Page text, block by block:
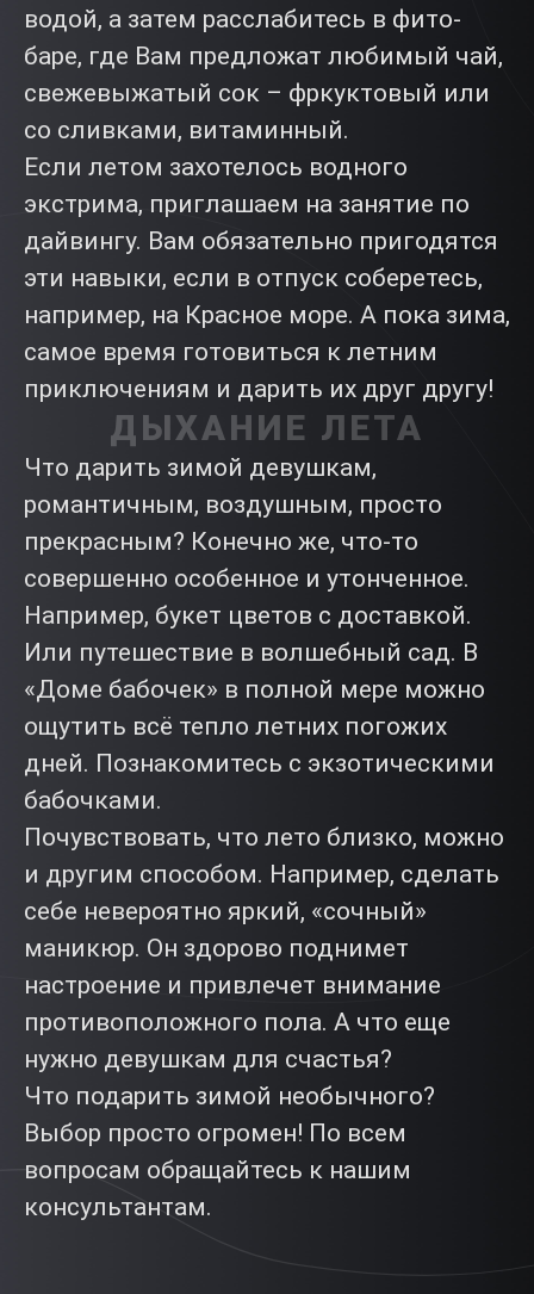
водой, а затем расслабитесь в фито-
баре, где Вам предложат любимый чай,
свежевыжатый сок – фркуктовый или
со сливками, витаминный.
Если летом захотелось водного
экстрима, приглашаем на занятие по
дайвингу. Вам обязательно пригодятся
эти навыки, если в отпуск соберетесь,
например, на Красное море. А пока зима,
самое время готовиться к летним
приключениям и дарить их друг другу!
ДЫХАНИЕ ЛЕТА
Что дарить зимой девушкам,
романтичным, воздушным, просто
прекрасным? Конечно же, что-то
совершенно особенное и утонченное.
Например, букет цветов с доставкой.
Или путешествие в волшебный сад. В
«Доме бабочек» в полной мере можно
ощутить всё тепло летних погожих
дней. Познакомитесь с экзотическими
бабочками.
Почувствовать, что лето близко, можно
и другим способом. Например, сделать
себе невероятно яркий, «сочный»
маникюр. Он здорово поднимет
настроение и привлечет внимание
противоположного пола. А что еще
нужно девушкам для счастья?
Что подарить зимой необычного?
Выбор просто огромен! По всем
вопросам обращайтесь к нашим
консультантам.